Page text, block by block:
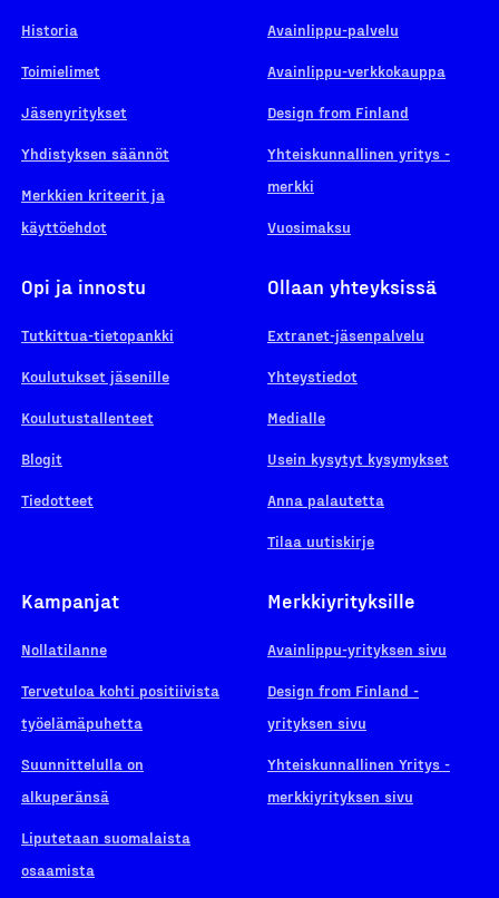
Historia
Toimielimet
Jäsenyritykset
Yhdistyksen säännöt
Merkkien kriteerit ja
käyttöehdot
Avainlippu-palvelu
Avainlippu-verkkokauppa
Design from Finland
Yhteiskunnallinen yritys -
merkki
Vuosimaksu
Opi ja innostu
Tutkittua-tietopankki
Koulutukset jäsenille
Koulutustallenteet
Blogit
Tiedotteet
Ollaan yhteyksissä
Extranet-jäsenpalvelu
Yhteystiedot
Medialle
Usein kysytyt kysymykset
Anna palautetta
Tilaa uutiskirje
Kampanjat
Nollatilanne
Tervetuloa kohti positiivista
työelämäpuhetta
Suunnittelulla on
alkuperänsä
Liputetaan suomalaista
osaamista
Merkkiyrityksille
Avainlippu-yrityksen sivu
Design from Finland -
yrityksen sivu
Yhteiskunnallinen Yritys -
merkkiyrityksen sivu